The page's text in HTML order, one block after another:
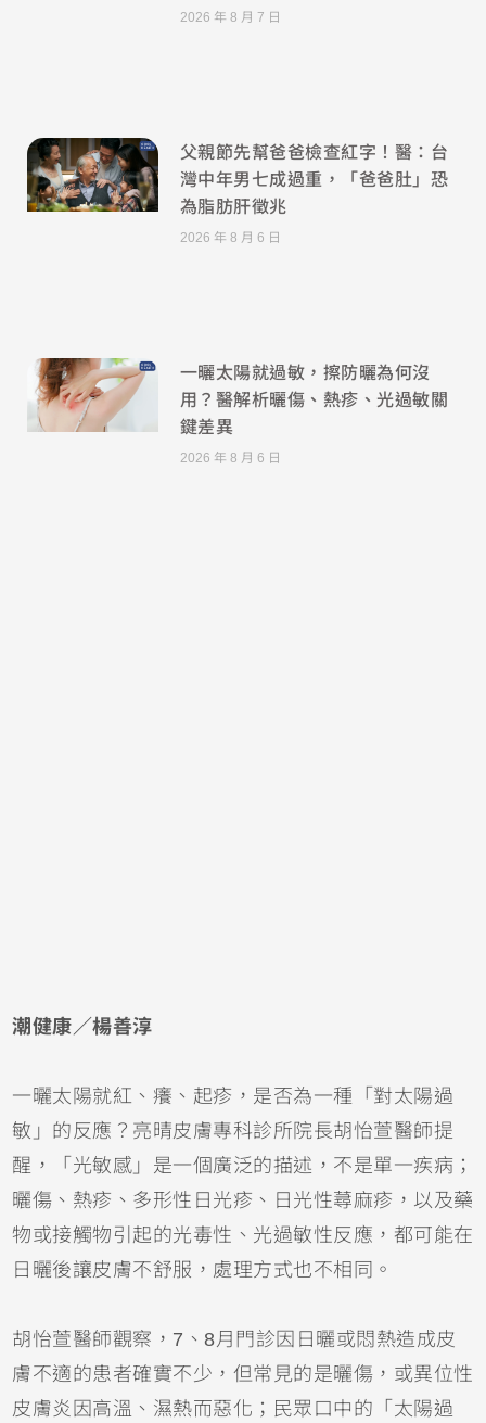
2026 年 8 月 7 日
父親節先幫爸爸檢查紅字！醫：台
灣中年男七成過重，「爸爸肚」恐
為脂肪肝徵兆
2026 年 8 月 6 日
一曬太陽就過敏，擦防曬為何沒
用？醫解析曬傷、熱疹、光過敏關
鍵差異
2026 年 8 月 6 日
潮健康／楊善淳
一曬太陽就紅、癢、起疹，是否為一種「對太陽過
敏」的反應？亮晴皮膚專科診所院長胡怡萱醫師提
醒，「光敏感」是一個廣泛的描述，不是單一疾病；
曬傷 、熱疹、多形性日光疹、日光性蕁麻疹 ，以及藥
物或接觸物引起的光毒性、光過敏性反應，都可能在
日曬後讓皮膚不舒服，處理方式也不相同。
胡怡萱醫師觀察，7、8月門診因日曬或悶熱造成皮
膚不適的患者確實不少，但常見的是曬傷，或異位性
皮膚炎 因高溫、濕熱而惡化；民眾口中的「太陽過